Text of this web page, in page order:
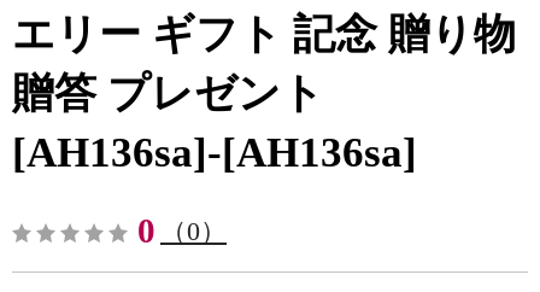
エリー ギフト 記念 贈り物
贈答 プレゼント
[AH136sa]-[AH136sa]
0 （0）